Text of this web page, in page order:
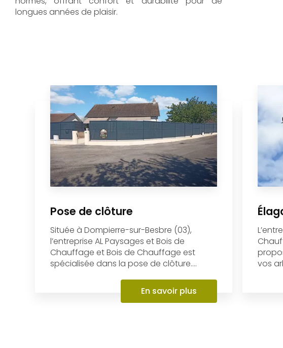
AL Paysages et Bois de Chauffage
propose
également dubois de chauffage à Moulins
Chauffagepour transformer votre jardin en espace
de loisirs. Chaque piscine est installée selon les
normes, offrant confort et durabilité pour de
longues années de plaisir.